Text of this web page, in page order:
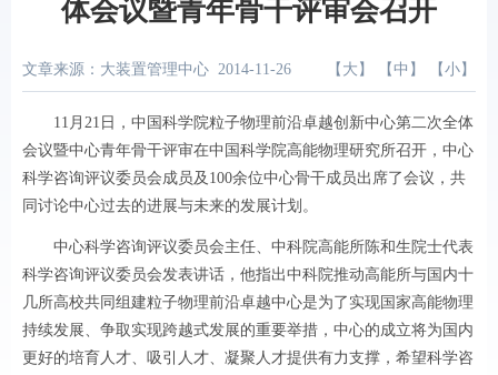
体会议暨青年骨干评审会召开
文章来源：大装置管理中心 2014-11-26 【 大 】 【 中 】 【 小 】
11 月 21 日，中国科学院粒子物理前沿卓越创新中心第二次全体
会议暨中心青年骨干评审在中国科学院高能物理研究所召开，中心
科学咨询评议委员会成员及 100余位中心骨干成员出席了会议，共
同讨论中心过去的进展与未来的发展计划。
中心科学咨询评议委员会主任、中科院高能所陈和生院士代表
科学咨询评议委员会发表讲话，他指出中科院推动高能所与国内十
几所高校共同组建粒子物理前沿卓越中心是为了实现国家高能物理
持续发展、争取实现跨越式发展的重要举措，中心的成立将为国内
更好的培育人才、吸引人才、凝聚人才提供有力支撑，希望科学咨